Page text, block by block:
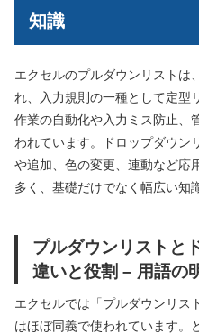
知識
エクセルのプルダウンリストは
れ、入力規則の一種として定型
作業の自動化や入力ミス防止、
われています。ドロップダウン
や追加、色の変更、連動など応
多く、基礎だけでなく幅広い知
プルダウンリストと
違いと役割 – 用語の
エクセルでは「プルダウンリス
はほぼ同義で使われています。